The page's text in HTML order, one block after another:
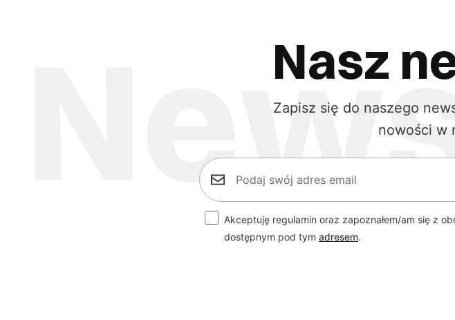
Nasz
Zapisz się do naszego
nowości w
Akceptuję regulamin oraz zapoznałem/am się z
dostępnym pod tym adresem.